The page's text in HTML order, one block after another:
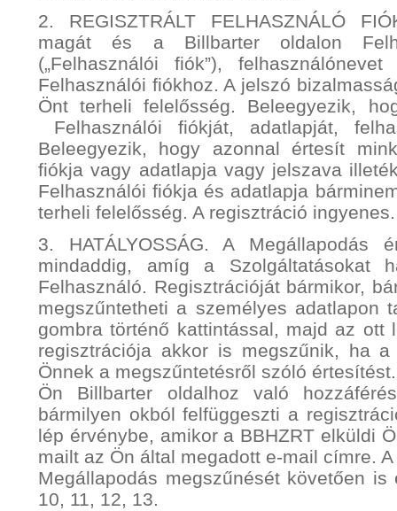
2. REGISZTRÁLT FELHASZNÁLÓ
magát és a Billbarter oldalon
(„Felhasználói fiók”),
Felhasználói fiókhoz. A jelszó
Önt terheli felelősség. Beleegyezik,
Felhasználói fiókját, adatlapját,
Beleegyezik, hogy azonnal értesít
fiókja vagy adatlapja vagy jelszava
Felhasználói fiókja és adatlapja
terheli felelősség. A regisztráció ingyenes.
3. HATÁLYOSSÁG. A Megállapodás
mindaddig, amíg a Szolgáltatásokat
Felhasználó. Regisztrációját bármikor,
megszűntetheti a személyes adatlapon
gombra történő kattintással, majd az ott
regisztrációja akkor is megszűnik, ha
Önnek a megszűntetésről szóló
Ön Billbarter oldalhoz való
bármilyen okból felfüggeszti a
lép érvénybe, amikor a BBHZRT elküldi
mailt az Ön által megadott e-mail címre.
Megállapodás megszűnését követően
10, 11, 12, 13.